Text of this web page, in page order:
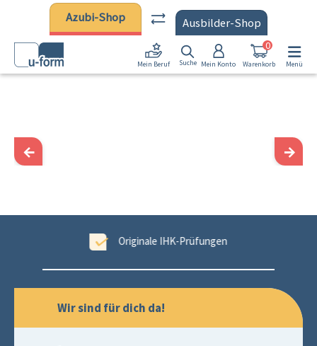
Zum Hauptinhalt springen
Azubi-Shop Ausbilder-Shop
Mein Beruf Suche Mein Konto Warenkorb
0
Menü
← →
Originale IHK-Prüfungen
Wir sind für dich da!